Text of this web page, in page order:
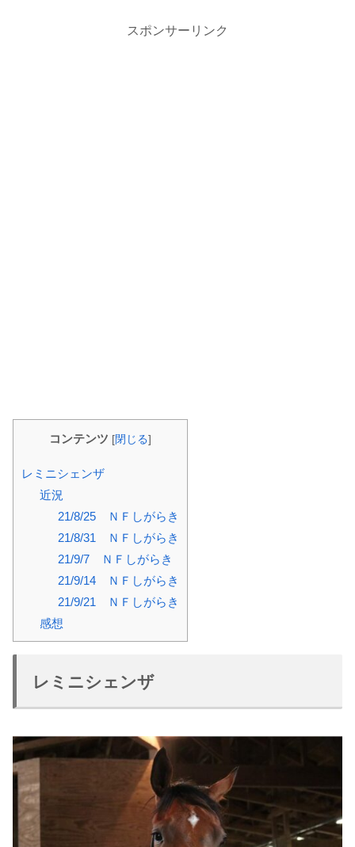
スポンサーリンク
コンテンツ [閉じる]
レミニシェンザ
近況
21/8/25 ＮＦしがらき
21/8/31 ＮＦしがらき
21/9/7 ＮＦしがらき
21/9/14 ＮＦしがらき
21/9/21 ＮＦしがらき
感想
レミニシェンザ